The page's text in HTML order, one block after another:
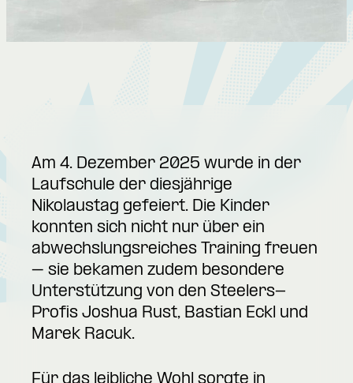
Am 4. Dezember 2025 wurde in der
Laufschule der diesjährige
Nikolaustag gefeiert. Die Kinder
konnten sich nicht nur über ein
abwechslungsreiches Training freuen
– sie bekamen zudem besondere
Unterstützung von den Steelers-
Profis Joshua Rust, Bastian Eckl und
Marek Racuk.